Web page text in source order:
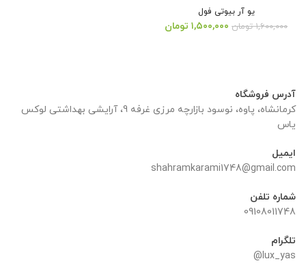
یو آر بیوتی فول
۱,۶۰۰,۰۰۰ تومان قیمت
۱,۵۰۰,۰۰۰ تومان
آدرس فروشگاه
کرمانشاه، پاوه، نوسود بازارچه مرزی غرفه 9، آرایشی بهداشتی لوکس
یاس
ایمیل
shahramkarami1748@gmail.com
شماره تلفن
09108011748
تلگرام
lux_yas@